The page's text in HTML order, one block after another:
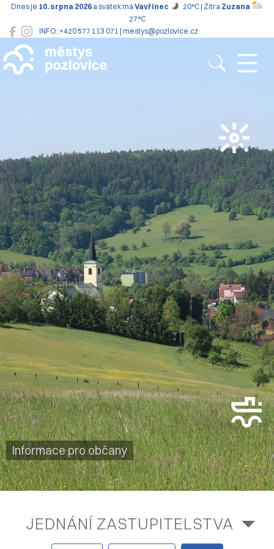
INFO: +420 577 113 071 | mestys@pozlovice.cz
Dnes je 10. srpna 2026a svátek má Vavřinec 20°C | Zítra Zuzana
27°C
Pozlovice
Informace pro občany
JEDNÁNÍ ZASTUPITELSTVA